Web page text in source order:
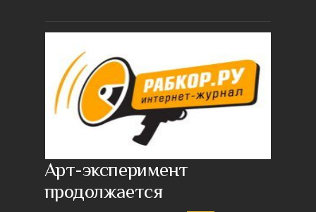
Арт-эксперимент
продолжается